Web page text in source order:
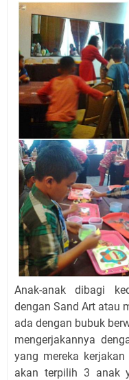
Anak-anak dibagi
dengan Sand Art atau
ada dengan bubuk
mengerjakannya
yang mereka
akan terpilih 3 anak